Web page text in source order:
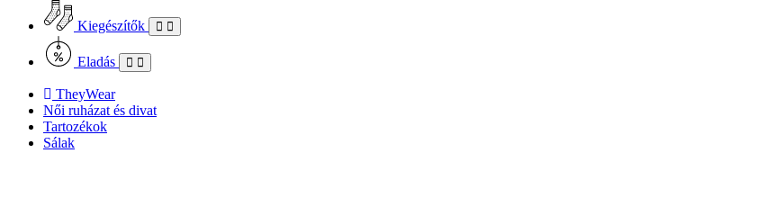
Kiegészítők
Eladás
TheyWear
Női ruházat és divat
Tartozékok
Sálak